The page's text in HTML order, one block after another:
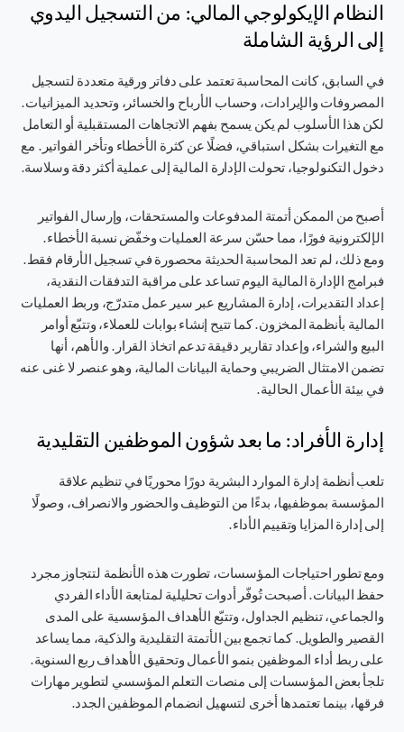
النظام الإيكولوجي المالي: من التسجيل اليدوي
إلى الرؤية الشاملة
في السابق، كانت المحاسبة تعتمد على دفاتر ورقية متعددة لتسجيل
المصروفات والإيرادات، وحساب الأرباح والخسائر، وتحديد الميزانيات.
لكن هذا الأسلوب لم يكن يسمح بفهم الاتجاهات المستقبلية أو التعامل
مع التغيرات بشكل استباقي، فضلًا عن كثرة الأخطاء وتأخر الفواتير. مع
دخول التكنولوجيا، تحولت الإدارة المالية إلى عملية أكثر دقة وسلاسة.
أصبح من الممكن أتمتة المدفوعات والمستحقات، وإرسال الفواتير
الإلكترونية فورًا، مما حسّن سرعة العمليات وخفّض نسبة الأخطاء.
ومع ذلك، لم تعد المحاسبة الحديثة محصورة في تسجيل الأرقام فقط.
فبرامج الإدارة المالية اليوم تساعد على مراقبة التدفقات النقدية،
إعداد التقديرات، إدارة المشاريع عبر سير عمل متدرّج، وربط العمليات
المالية بأنظمة المخزون. كما تتيح إنشاء بوابات للعملاء، وتتبّع أوامر
البيع والشراء، وإعداد تقارير دقيقة تدعم اتخاذ القرار. والأهم، أنها
تضمن الامتثال الضريبي وحماية البيانات المالية، وهو عنصر لا غنى عنه
في بيئة الأعمال الحالية.
إدارة الأفراد: ما بعد شؤون الموظفين التقليدية
تلعب أنظمة إدارة الموارد البشرية دورًا محوريًا في تنظيم علاقة
المؤسسة بموظفيها، بدءًا من التوظيف والحضور والانصراف، وصولًا
إلى إدارة المزايا وتقييم الأداء.
ومع تطور احتياجات المؤسسات، تطورت هذه الأنظمة لتتجاوز مجرد
حفظ البيانات. أصبحت تُوفّر أدوات تحليلية لمتابعة الأداء الفردي
والجماعي، تنظيم الجداول، وتتبّع الأهداف المؤسسية على المدى
القصير والطويل. كما تجمع بين الأتمتة التقليدية والذكية، مما يساعد
على ربط أداء الموظفين بنمو الأعمال وتحقيق الأهداف ربع السنوية.
تلجأ بعض المؤسسات إلى منصات التعلم المؤسسي لتطوير مهارات
فرقها، بينما تعتمدها أخرى لتسهيل انضمام الموظفين الجدد.